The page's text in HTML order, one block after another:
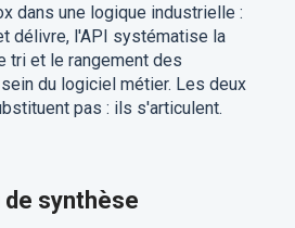
dans une logique industrielle :
délivre, l'API systématise la
tri et le rangement des
du logiciel métier. Les deux
pas : ils s'articulent.
de synthèse